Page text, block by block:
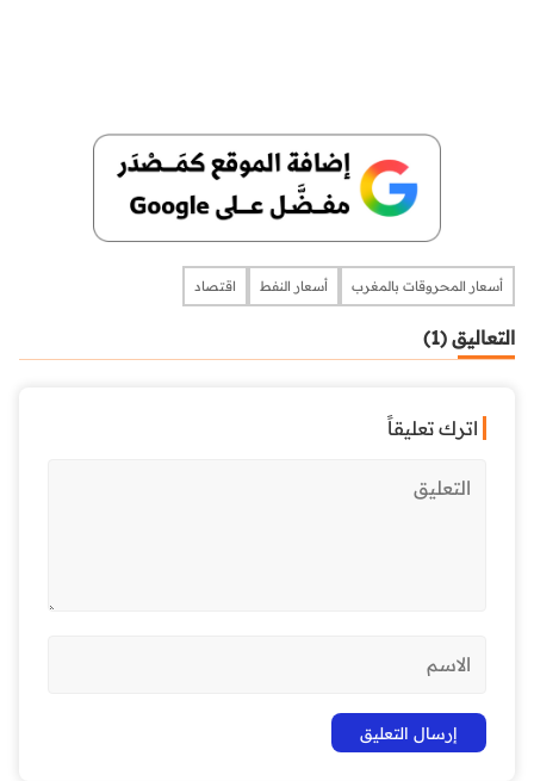
أسعار المحروقات بالمغرب أسعار النفط اقتصاد
التعاليق (1)
اترك تعليقاً